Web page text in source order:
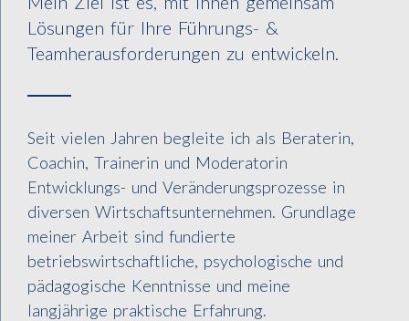
Lösungen für Ihre Führungs- &
Teamherausforderungen zu entwickeln.
Seit vielen Jahren begleite ich als Beraterin,
Coachin, Trainerin und Moderatorin
Entwicklungs- und Veränderungsprozesse in
diversen Wirtschaftsunternehmen. Grundlage
meiner Arbeit sind fundierte
betriebswirtschaftliche, psychologische und
pädagogische Kenntnisse und meine
langjährige praktische Erfahrung.